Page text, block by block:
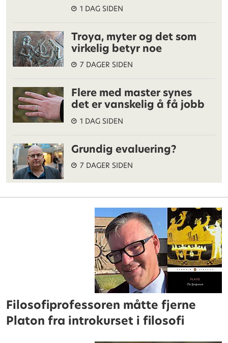
1 DAG SIDEN
Troya, myter og det som
virkelig betyr noe
7 DAGER SIDEN
Flere med master synes
det er vanskelig å få jobb
1 DAG SIDEN
Grundig evaluering?
7 DAGER SIDEN
Filosofiprofessoren måtte fjerne
Platon fra introkurset i filosofi